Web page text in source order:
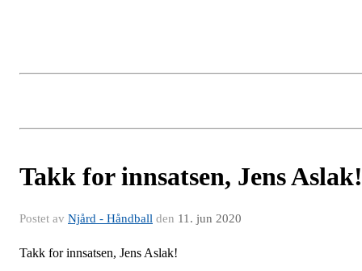
Takk for innsatsen, Jens Aslak!
Postet av Njård - Håndball den 11. jun 2020
Takk for innsatsen, Jens Aslak!